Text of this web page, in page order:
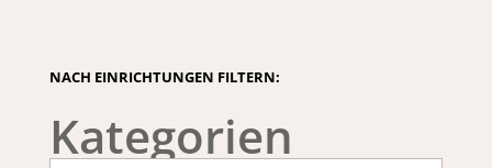
NACH EINRICHTUNGEN FILTERN:
Kategorien